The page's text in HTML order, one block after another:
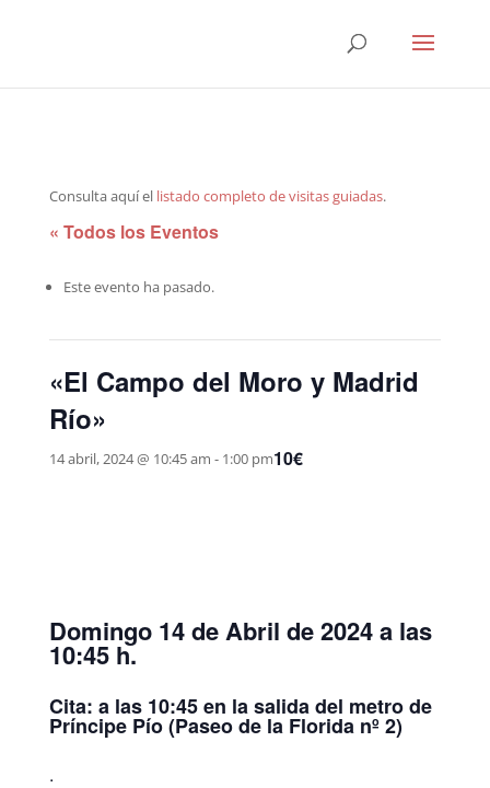
Consulta aquí el listado completo de visitas guiadas.
« Todos los Eventos
Este evento ha pasado.
«El Campo del Moro y Madrid
Río»
14 abril, 2024 @ 10:45 am - 1:00 pm10€
Domingo 14 de Abril de 2024 a las
10:45 h.
Cita: a las 10:45 en la salida del metro de
Príncipe Pío (Paseo de la Florida nº 2)
.